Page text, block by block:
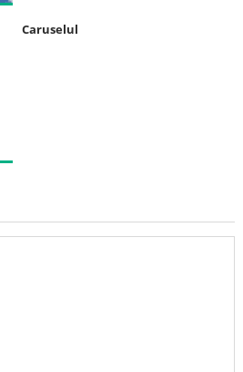
Caruselul